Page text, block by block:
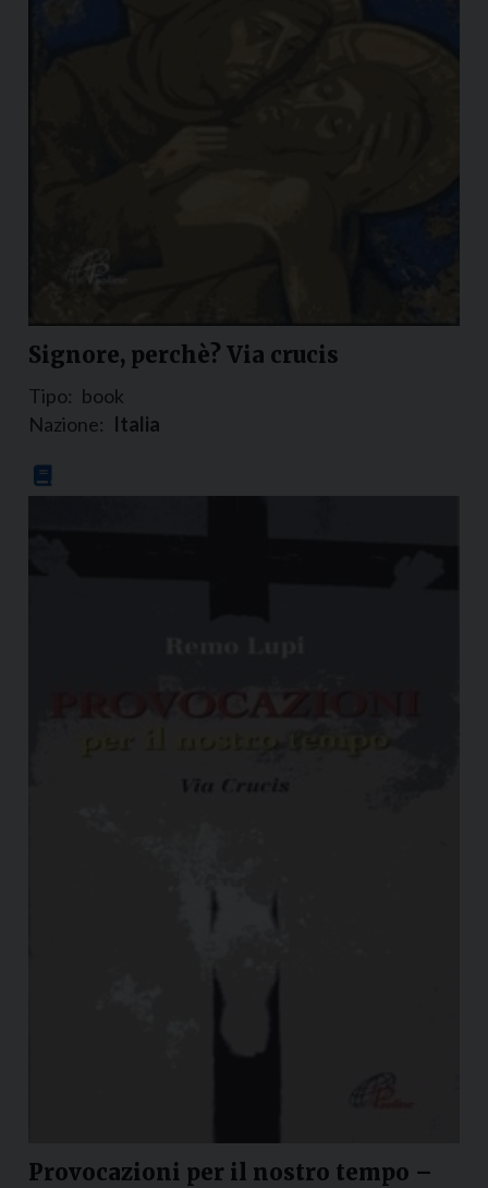
Signore, perchè? Via crucis
Tipo: book
Nazione: Italia
Provocazioni per il nostro tempo –